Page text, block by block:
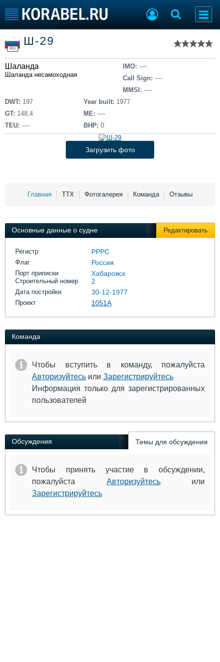
Тип судна
Добавить судно
Добавить проект
Последние 100
Пульс
Новости
Компании
Репутация
Торговая площадка
Доска объявлений
Продажа флота
Оборудование
Изделия
Материалы
Услуги
Выставки и семинары
Личности
Словарь
Галерея флота
Форум
RU
Ш-29
Шаланда
Шаланда несамоходная
IMO: ----
Call Sign: ----
MMSI: ----
DWT: 197
GT: 148,4
TEU: ----
Year built: 1977
ME: ----
BHP: 0
Загрузить фото
Главная ТТХ Фотогалерея Команда Отзывы
Основные данные о судне Редактировать
Регистр РРРС
Флаг Россия
Порт приписки Хабаровск
Строительный номер 2
Дата постройки 30-12-1977
Проект 1051А
Команда
Чтобы вступить в команду, пожалуйста
Авторизуйтесь или Зарегистрируйтесь
Информация только для зарегистрированных
пользователей
Обсуждения Темы для обсуждения
Чтобы принять участие в обсуждении,
пожалуйста Авторизуйтесьили
Зарегистрируйтесь